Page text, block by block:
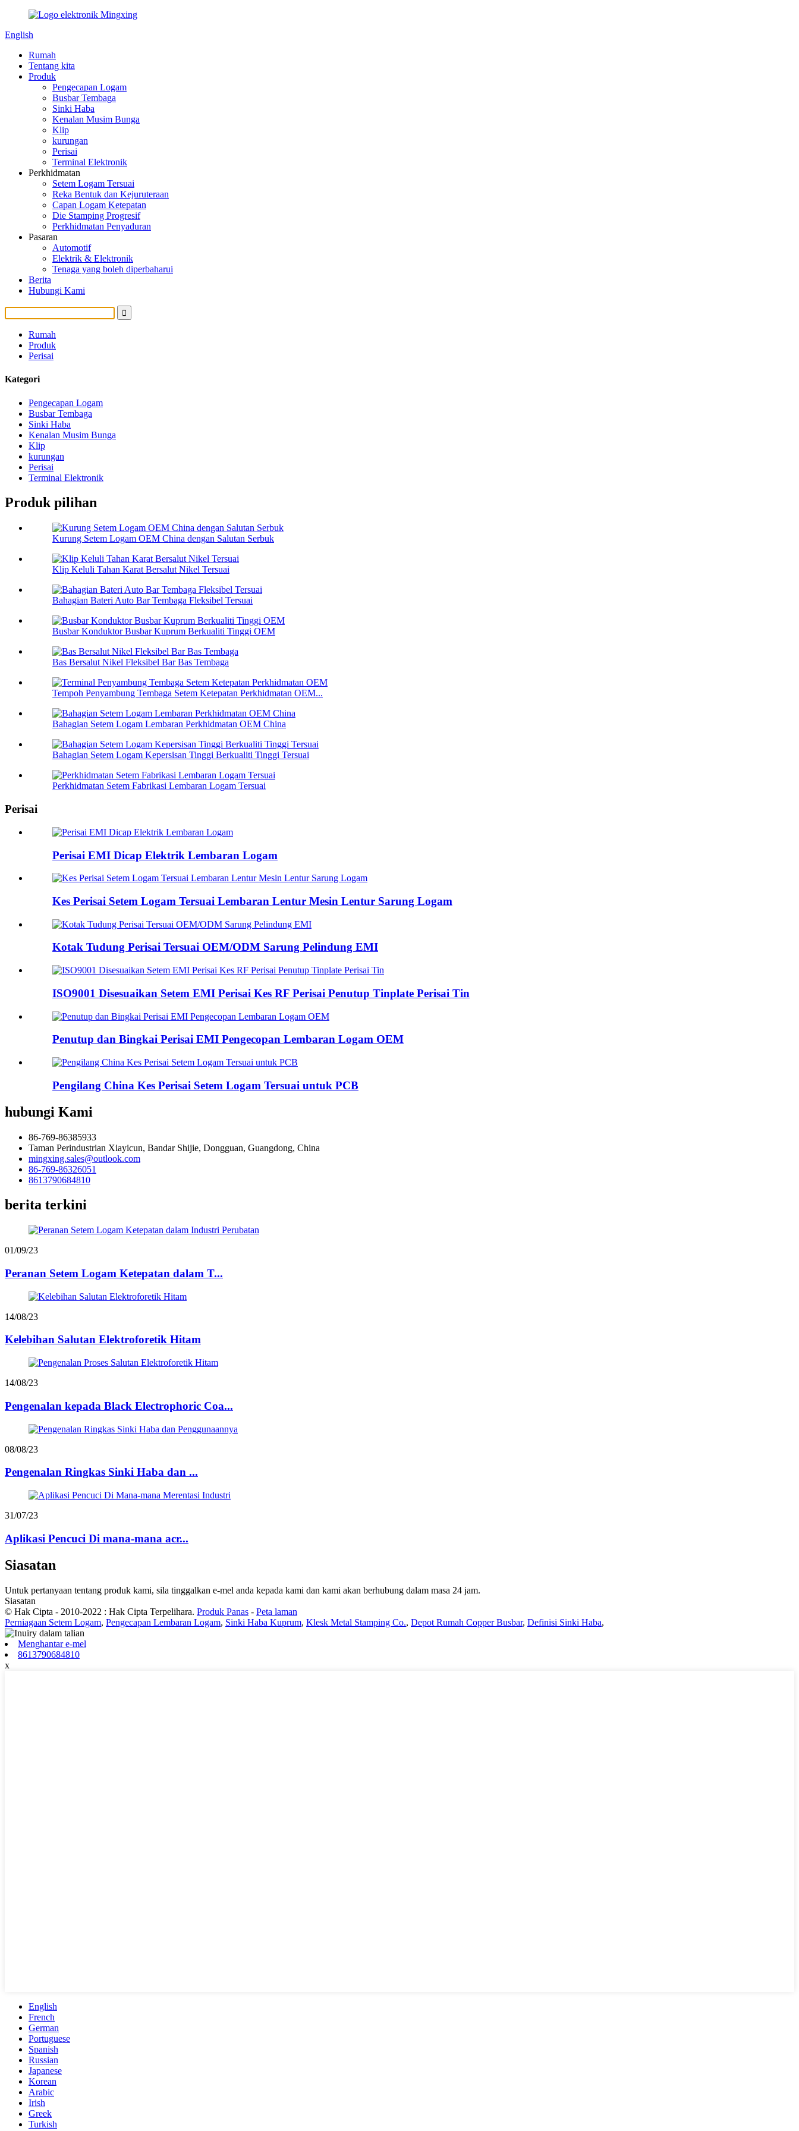
English
Rumah
Tentang kita
Produk
Pengecapan Logam
Busbar Tembaga
Sinki Haba
Kenalan Musim Bunga
Klip
kurungan
Perisai
Terminal Elektronik
Perkhidmatan
Setem Logam Tersuai
Reka Bentuk dan Kejuruteraan
Capan Logam Ketepatan
Die Stamping Progresif
Perkhidmatan Penyaduran
Pasaran
Automotif
Elektrik & Elektronik
Tenaga yang boleh diperbaharui
Berita
Hubungi Kami
Rumah
Produk
Perisai
Kategori
Pengecapan Logam
Busbar Tembaga
Sinki Haba
Kenalan Musim Bunga
Klip
kurungan
Perisai
Terminal Elektronik
Produk pilihan
Kurung Setem Logam OEM China dengan Salutan Serbuk
Klip Keluli Tahan Karat Bersalut Nikel Tersuai
Bahagian Bateri Auto Bar Tembaga Fleksibel Tersuai
Busbar Konduktor Busbar Kuprum Berkualiti Tinggi OEM
Bas Bersalut Nikel Fleksibel Bar Bas Tembaga
Tempoh Penyambung Tembaga Setem Ketepatan Perkhidmatan OEM...
Bahagian Setem Logam Lembaran Perkhidmatan OEM China
Bahagian Setem Logam Kepersisan Tinggi Berkualiti Tinggi Tersuai
Perkhidmatan Setem Fabrikasi Lembaran Logam Tersuai
Perisai
Perisai EMI Dicap Elektrik Lembaran Logam
Kes Perisai Setem Logam Tersuai Lembaran Lentur Mesin Lentur Sarung Logam
Kotak Tudung Perisai Tersuai OEM/ODM Sarung Pelindung EMI
ISO9001 Disesuaikan Setem EMI Perisai Kes RF Perisai Penutup Tinplate Perisai Tin
Penutup dan Bingkai Perisai EMI Pengecopan Lembaran Logam OEM
Pengilang China Kes Perisai Setem Logam Tersuai untuk PCB
hubungi Kami
86-769-86385933
Taman Perindustrian Xiayicun, Bandar Shijie, Dongguan, Guangdong, China
mingxing.sales@outlook.com
86-769-86326051
8613790684810
berita terkini
01/09/23
Peranan Setem Logam Ketepatan dalam T...
14/08/23
Kelebihan Salutan Elektroforetik Hitam
14/08/23
Pengenalan kepada Black Electrophoric Coa...
08/08/23
Pengenalan Ringkas Sinki Haba dan ...
31/07/23
Aplikasi Pencuci Di mana-mana acr...
Siasatan
Untuk pertanyaan tentang produk kami, sila tinggalkan e-mel anda kepada kami dan kami akan berhubung dalam masa 24 jam.
Siasatan
© Hak Cipta - 2010-2022 : Hak Cipta Terpelihara. Produk Panas - Peta laman
Perniagaan Setem Logam, Pengecapan Lembaran Logam, Sinki Haba Kuprum, Klesk Metal Stamping Co., Depot Rumah Copper Busbar, Definisi Sinki Haba,
Menghantar e-mel
8613790684810
x
English
French
German
Portuguese
Spanish
Russian
Japanese
Korean
Arabic
Irish
Greek
Turkish